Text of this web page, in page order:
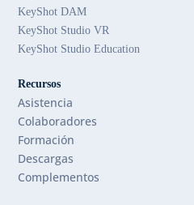
KeyShot DAM
KeyShot Studio VR
KeyShot Studio Education
Recursos
Asistencia
Colaboradores
Formación
Descargas
Complementos